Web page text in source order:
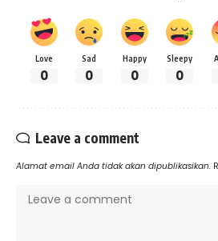
Love
0
Sad
0
Happy
0
Sleepy
0
Leave a comment
Alamat email Anda tidak akan dipublikasikan.